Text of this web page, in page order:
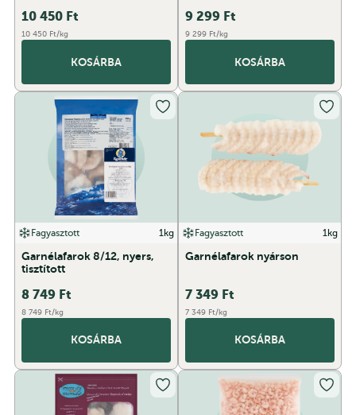
10 450 Ft
10 450 Ft/kg
KOSÁRBA
9 299 Ft
9 299 Ft/kg
KOSÁRBA
Fagyasztott 1kg
Garnélafarok 8/12, nyers,
tisztított
8 749 Ft
8 749 Ft/kg
KOSÁRBA
Fagyasztott 1kg
Garnélafarok nyárson
7 349 Ft
7 349 Ft/kg
KOSÁRBA